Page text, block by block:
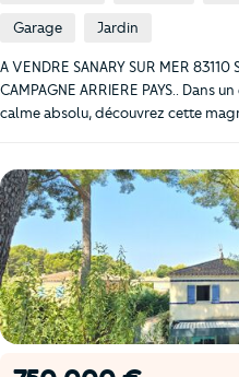
Garage Jardin
A VENDRE SANARY SUR MER 83110
CAMPAGNE ARRIERE PAYS.. Dans
calme absolu, découvrez cette